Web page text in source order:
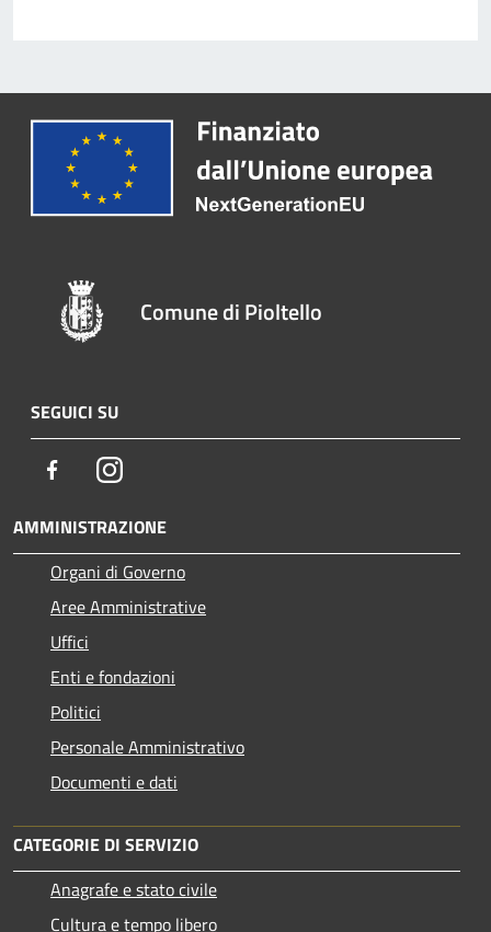
Comune di Pioltello
SEGUICI SU
FacebookInstagram
AMMINISTRAZIONE
Organi di Governo
Aree Amministrative
Uffici
Enti e fondazioni
Politici
Personale Amministrativo
Documenti e dati
CATEGORIE DI SERVIZIO
Anagrafe e stato civile
Cultura e tempo libero